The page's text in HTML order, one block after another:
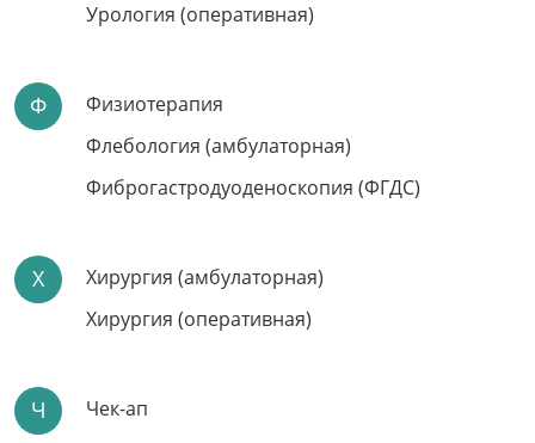
Безопасность: отсутствие ожогов и перегрева
Запись по телефону:8 (8452) 66-03-03
Подробнее
Урология (оперативная)
Ф
Физиотерапия
Флебология (амбулаторная)
Фиброгастродуоденоскопия (ФГДС)
Х
Хирургия (амбулаторная)
Хирургия (оперативная)
Ч Чек-ап